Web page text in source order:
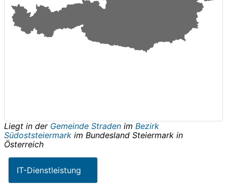
Liegt in der Gemeinde Straden im Bezirk
Südoststeiermark im Bundesland Steiermark in
Österreich
IT-Dienstleistung